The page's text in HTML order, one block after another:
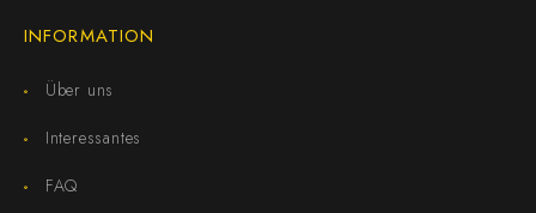
INFORMATION
Über uns
Interessantes
FAQ